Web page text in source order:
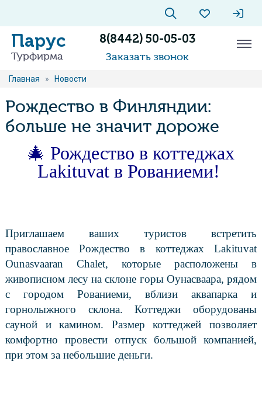
Парус
Турфирма
8(8442) 50-05-03
Заказать звонок
Главная » Новости
Рождество в Финляндии:
больше не значит дороже
🎄 Рождество в коттеджах
Lakituvat в Рованиеми!
Приглашаем ваших туристов встретить
православное Рождество в коттеджах Lakituvat
Ounasvaaran Chalet, которые расположены в
живописном лесу на склоне горы Оунасваара, рядом
с городом Рованиеми, вблизи аквапарка и
горнолыжного склона. Коттеджи оборудованы
сауной и камином. Размер коттеджей позволяет
комфортно провести отпуск большой компанией,
при этом за небольшие деньги.